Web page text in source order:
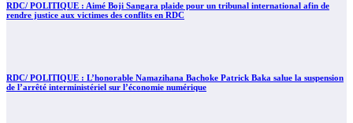
RDC/ POLITIQUE : Aimé Boji Sangara plaide pour un tribunal international afin de
rendre justice aux victimes des conflits en RDC
RDC/ POLITIQUE : L’honorable Namazihana Bachoke Patrick Baka salue la suspension
de l’arrêté interministériel sur l’économie numérique